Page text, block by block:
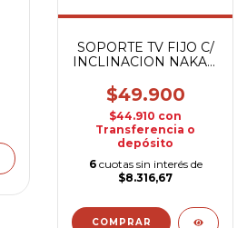
SOPORTE TV FIJO C/
INCLINACION NAKAN
$49.900
$44.910 con
Transferencia o
depósito
6 cuotas sin interés de
$8.316,67